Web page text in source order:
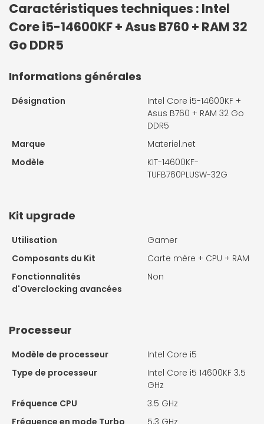
Caractéristiques techniques : Intel
Core i5-14600KF + Asus B760 + RAM 32
Go DDR5
Informations générales
Désignation
Intel Core i5-14600KF +
Asus B760 + RAM 32 Go
DDR5
Marque
Materiel.net
Modèle
KIT-14600KF-
TUFB760PLUSW-32G
Kit upgrade
Utilisation
Gamer
Composants du Kit
Carte mère + CPU + RAM
Fonctionnalités
d'Overclocking avancées
Non
Processeur
Modèle de processeur
Intel Core i5
Type de processeur
Intel Core i5 14600KF 3.5
GHz
Fréquence CPU
3.5 GHz